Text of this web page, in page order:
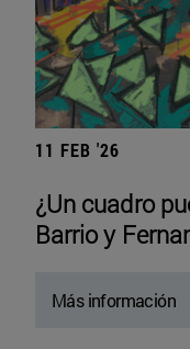
11 FEB '26
¿Un cuadro
Barrio y
Más información